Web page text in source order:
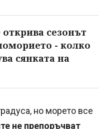
открива сезонът
- колко
сянката на
но морето все
не препоръчват